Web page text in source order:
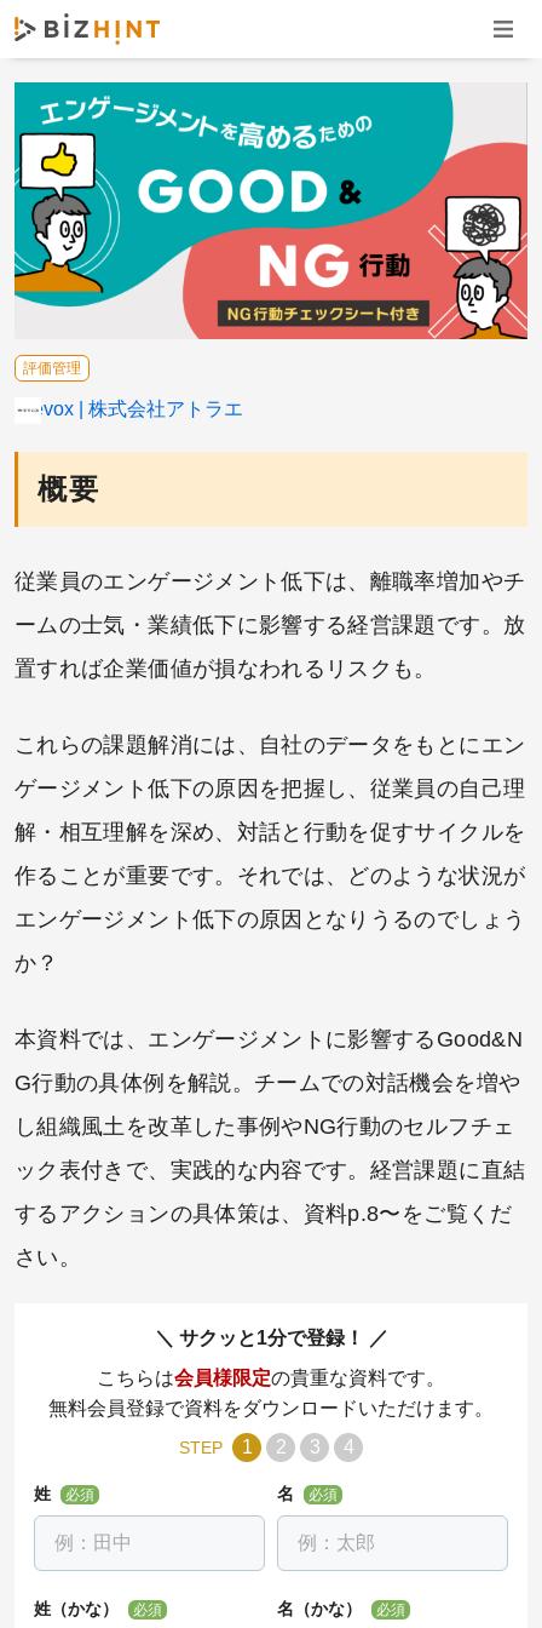
ナビ
概要
従業員のエンゲージメント低下は、離職率増加やチ
ームの士気・業績低下に影響する経営課題です。放
置すれば企業価値が損なわれるリスクも。
これらの課題解消には、自社のデータをもとにエン
ゲージメント低下の原因を把握し、従業員の自己理
解・相互理解を深め、対話と行動を促すサイクルを
作ることが重要です。それでは、どのような状況が
エンゲージメント低下の原因となりうるのでしょう
か？
本資料では、エンゲージメントに影響するGood&N
G行動の具体例を解説。チームでの対話機会を増や
し組織風土を改革した事例やNG行動のセルフチェ
ック表付きで、実践的な内容です。経営課題に直結
するアクションの具体策は、資料p.8〜をご覧くだ
さい。
評価管理
Wevox 株式会社アトラエ
サクッと1分で登録！
こちらは会員様限定の貴重な資料です。
無料会員登録で資料をダウンロードいただけます。
STEP 1 2 3 4
姓 必須 名 必須
姓（かな） 必須 名（かな） 必須